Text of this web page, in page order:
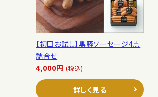
【初回お試し】黒豚ソーセージ4点
詰合せ
4,000円 (税込)
詳しく見る